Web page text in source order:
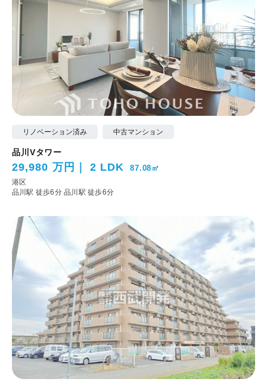
リノベーション済み 中古マンション
品川Vタワー
29,980 万円 2 LDK 87.08㎡
港区
品川駅 徒歩6分品川駅 徒歩6分